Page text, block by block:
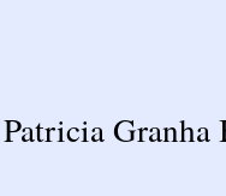
Granha